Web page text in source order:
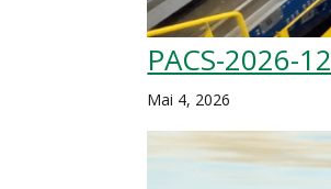
PACS-2026-12
Mai 4, 2026